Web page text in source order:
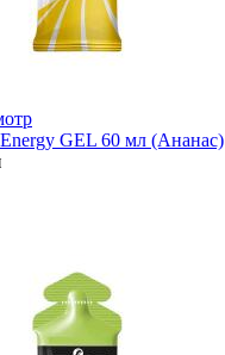
GEL 60 мл (Ананас)